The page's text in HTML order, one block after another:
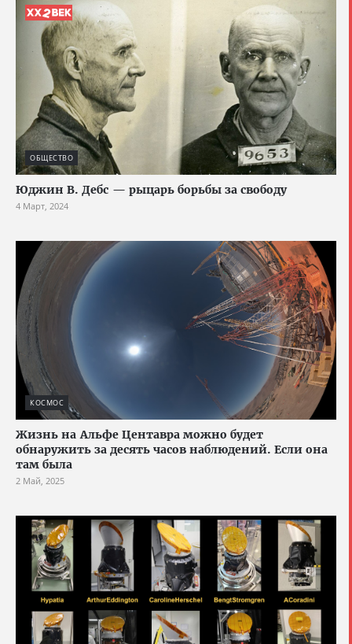
ОБЩЕСТВО
Юджин В. Дебс — рыцарь борьбы за свободу
4 Март, 2024
КОСМОС
Жизнь на Альфе Центавра можно будет
обнаружить за десять часов наблюдений. Если она
там была
2 Май, 2025